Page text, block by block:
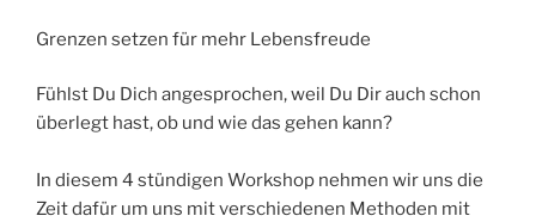
Grenzen setzen für mehr Lebensfreude
Fühlst Du Dich angesprochen, weil Du Dir auch schon
überlegt hast, ob und wie das gehen kann?
In diesem 4 stündigen Workshop nehmen wir uns die
Zeit dafür um uns mit verschiedenen Methoden mit